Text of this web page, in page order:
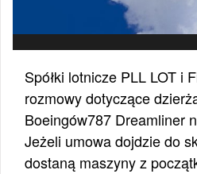
Spółki lotnicze PLL LOT i
rozmowy dotyczące
Boeingów787 Dreamliner
Jeżeli umowa dojdzie do
dostaną maszyny z